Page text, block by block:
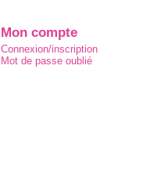
Mon compte
Connexion/inscription
Mot de passe oublié